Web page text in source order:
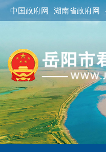
中国政府网 湖南省政府网